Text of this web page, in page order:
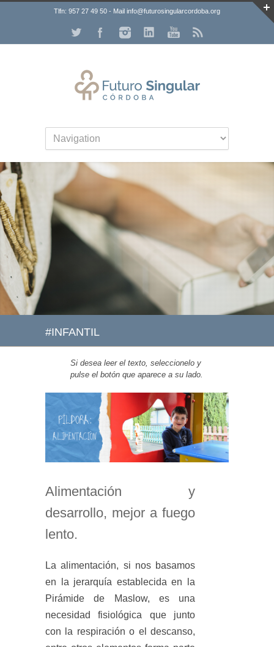
Tlfn: 957 27 49 50 - Mail info@futurosingularcordoba.org
#INFANTIL
Si desea leer el texto, seleccionelo y
pulse el botón que aparece a su lado.
Alimentación y
desarrollo, mejor a fuego
lento.
La alimentación, si nos basamos
en la jerarquía establecida en la
Pirámide de Maslow, es una
necesidad fisiológica que junto
con la respiración o el descanso,